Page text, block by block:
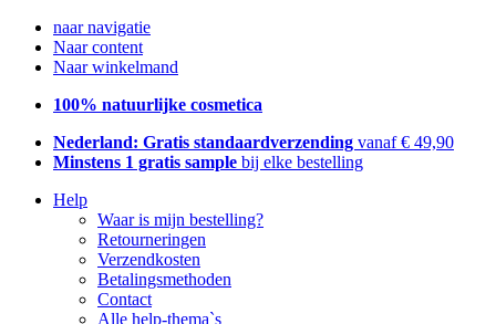
naar navigatie
Naar content
Naar winkelmand
100% natuurlijke cosmetica
Nederland: Gratis standaardverzending vanaf € 49,90
Minstens 1 gratis sample bij elke bestelling
Help
Waar is mijn bestelling?
Retourneringen
Verzendkosten
Betalingsmethoden
Contact
Alle help-thema`s